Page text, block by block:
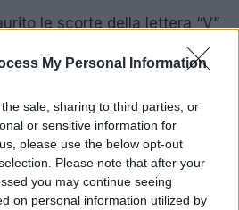
My Personal Information
sale, sharing to third parties, or
or sensitive information for
please use the below opt-out
Please note that after your
you may continue seeing
on personal information utilized by
le scorte della lettera “V”
a causa dell’elevata
i numeri di giocatori come
dettaglio che mostra quanto
e pronti a sostenere le